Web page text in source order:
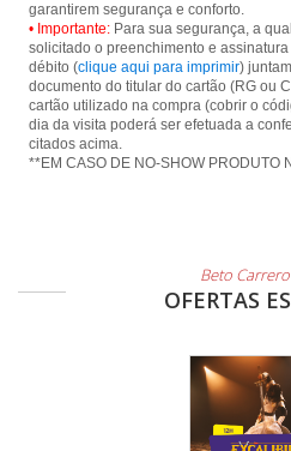
• Importante: Para sua segurança, a
solicitado o preenchimento e
débito (clique aqui para imprimir)
documento do titular do cartão (RG ou
cartão utilizado na compra (cobrir o
dia da visita poderá ser efetuada a
citados acima.
**EM CASO DE NO-SHOW PRODUTO
Beto
OFERTAS